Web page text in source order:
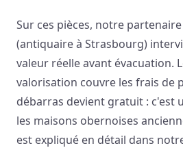
Sur ces pièces, notre
(antiquaire à Strasbourg)
valeur réelle avant évacuation.
valorisation couvre les frais de
débarras devient gratuit : c'est
les maisons obernoises
est expliqué en détail dans